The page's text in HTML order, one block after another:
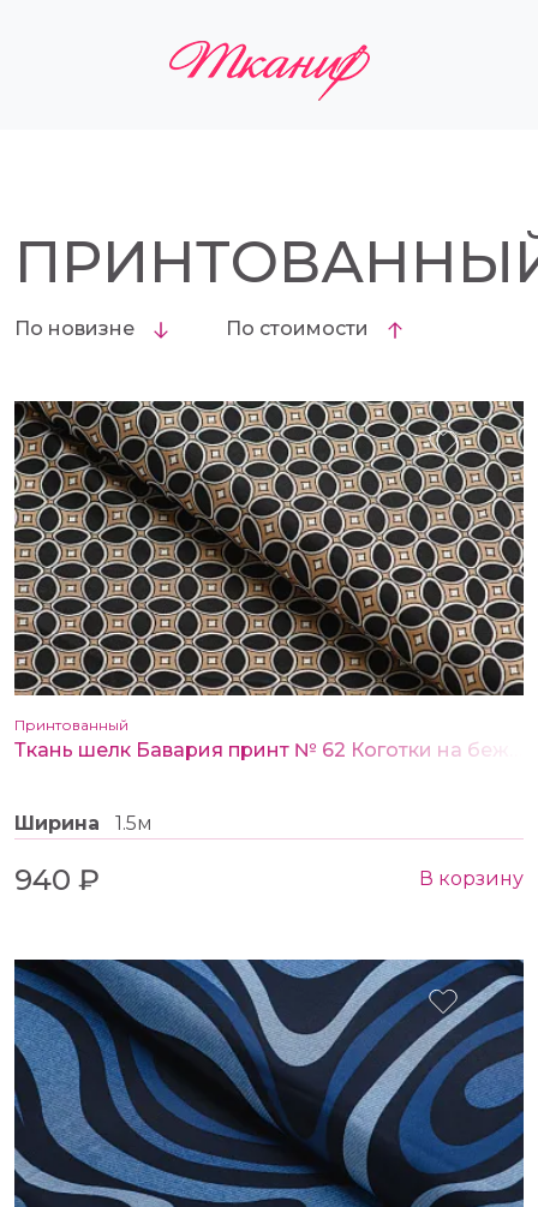
По новизне По стоимости
Принтованный
Ширина 1.5м
940 ₽ В корзину